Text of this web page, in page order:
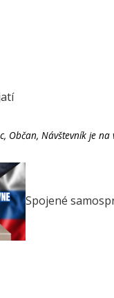
Občan, Návštevník je na
Spojené